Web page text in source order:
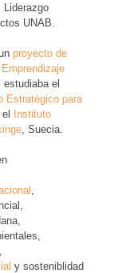
Liderazgo
UNAB.
proyecto de
estudiaba el
Estratégico para
el Instituto
, Suecia.
y sosteniblidad